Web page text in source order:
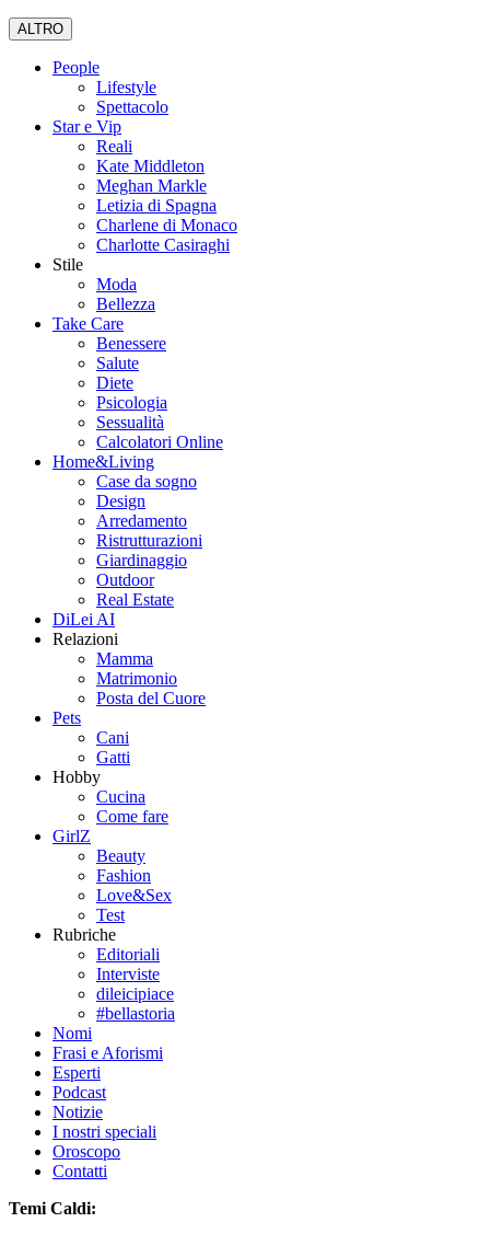
ALTRO
People
Lifestyle
Spettacolo
Star e Vip
Reali
Kate Middleton
Meghan Markle
Letizia di Spagna
Charlene di Monaco
Charlotte Casiraghi
Stile
Moda
Bellezza
Take Care
Benessere
Salute
Diete
Psicologia
Sessualità
Calcolatori Online
Home&Living
Case da sogno
Design
Arredamento
Ristrutturazioni
Giardinaggio
Outdoor
Real Estate
DiLei AI
Relazioni
Mamma
Matrimonio
Posta del Cuore
Pets
Cani
Gatti
Hobby
Cucina
Come fare
GirlZ
Beauty
Fashion
Love&Sex
Test
Rubriche
Editoriali
Interviste
dileicipiace
#bellastoria
Nomi
Frasi e Aforismi
Esperti
Podcast
Notizie
I nostri speciali
Oroscopo
Contatti
Temi Caldi: